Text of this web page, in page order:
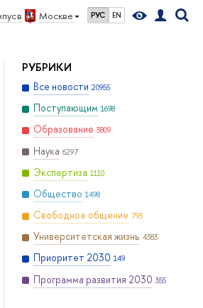
в Москве РУС EN
РУБРИКИ
Все новости 20955
Поступающим 1698
Образование 3809
Наука 6297
Экспертиза 1110
Общество 1498
Свободное общение 793
Университетская жизнь 4383
Приоритет 2030 149
Программа развития 2030 355